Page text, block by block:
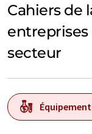
Cahiers de
secteur